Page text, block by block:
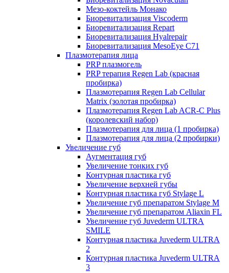
Мезо-коктейль Монако
Биоревитализация Viscoderm
Биоревитализация Repart
Биоревитализация Hyalrepair
Биоревитализация MesoEye C71
Плазмотерапия лица
PRP плазмогель
PRP терапия Regen Lab (красная
пробирка)
Плазмотерапия Regen Lab Cellular
Matrix (золотая пробирка)
Плазмотерапия Regen Lab ACR-C Plus
(королевский набор)
Плазмотерапия для лица (1 пробирка)
Плазмотерапия для лица (2 пробирки)
Увеличение губ
Аугментация губ
Увеличение тонких губ
Контурная пластика губ
Увеличение верхней губы
Контурная пластика губ Stylage L
Увеличение губ препаратом Stylage M
Увеличение губ препаратом Aliaxin FL
Увеличение губ Juvederm ULTRA
SMILE
Контурная пластика Juvederm ULTRA
2
Контурная пластика Juvederm ULTRA
3